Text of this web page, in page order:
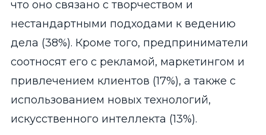
что оно связано с творчеством и
нестандартными подходами к ведению
дела (38%). Кроме того, предприниматели
соотносят его с рекламой, маркетингом и
привлечением клиентов (17%), а также с
использованием новых технологий,
искусственного интеллекта (13%).